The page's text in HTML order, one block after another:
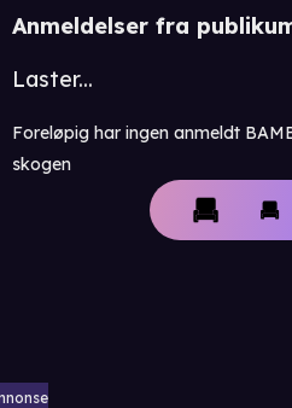
Anmeldelser fra
Laster...
Foreløpig har ingen anmeldt
skogen